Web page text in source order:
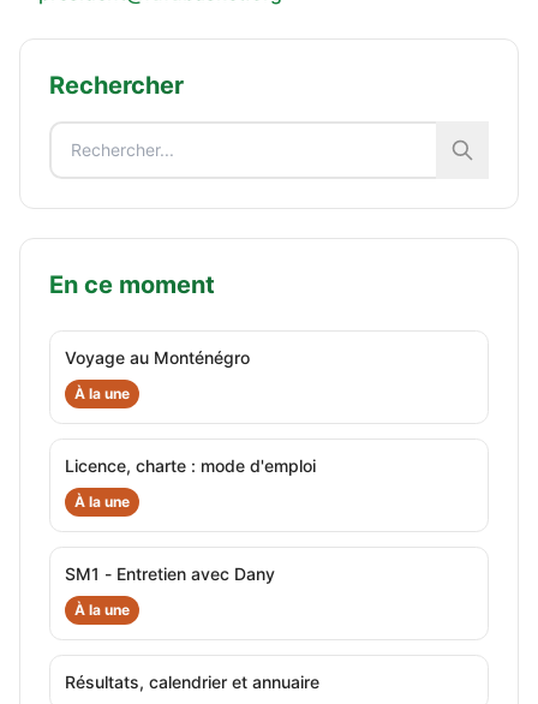
Rechercher
En ce moment
Voyage au Monténégro
À la une
Licence, charte : mode d'emploi
À la une
SM1 - Entretien avec Dany
À la une
Résultats, calendrier et annuaire